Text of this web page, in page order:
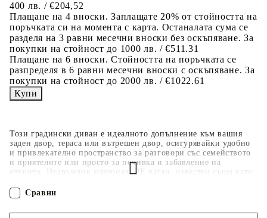
Този градински диван е идеалното допълнение към вашия
заден двор, тераса или вътрешен двор, осигурявайки удобно
и привлекателно пространство за разговори със семейството
и приятелите или просто за почивка и забавление на
открито. Издръжлив материал: PE ратан, известен също като
поддръжка, който прилича на естествен ратан. Той е лек,
лесен за почистване и често се използва за външни мебели
400 лв. / €204,52
Плащане на 4 вноски. Заплащате 20% от стойността на
поръчката си на момента с карта. Останалата сума се
разделя на 3 равни месечни вноски без оскъпяване. За
покупки на стойност до 1000 лв. / €511.31
Плащане на 6 вноски. Стойността на поръчката се
разпределя в 6 равни месечни вноски с оскъпяване. За
покупки на стойност до 2000 лв. / €1022.61
Сравни